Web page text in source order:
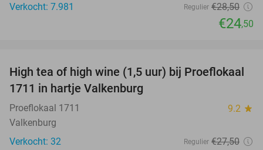
Verkocht: 7.981
Regulier €28,50
€24,50
36%
High tea of high wine (1,5 uur) bij Proeflokaal
1711 in hartje Valkenburg
Proeflokaal 1711 9.2 star
Valkenburg
Verkocht: 32
Regulier €27,50